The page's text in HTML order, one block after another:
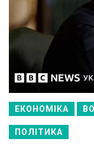
ЕКОНОМІКА
ПОЛІТИКА